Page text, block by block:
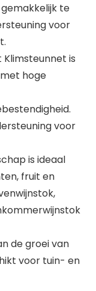
te
voor
is
hoge
voor
is ideaal
fruit en
de groei van
voor tuin- en